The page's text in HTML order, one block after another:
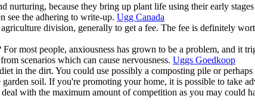
nurturing, because they bring up plant life using their early
see the adhering to write-up. Ugg Canada
division, generally to get a fee. The fee is definitely
most people, anxiousness has grown to be a problem, and it
scenarios which can cause nervousness. Uggs Goedkoop
in the dirt. You could use possibly a composting pile or perhaps
soil. If you're promoting your home, it is possible to take
with the maximum amount of competition as you may could